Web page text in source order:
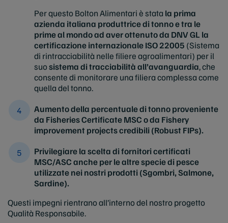
Per questo Bolton Alimentari è stata la prima
azienda italiana produttrice di tonno e tra le
prime al mondo ad aver ottenuto da DNV GL la
certificazione internazionale ISO 22005 (Sistema
di rintracciabilità nelle filiere agroalimentari) per il
suosistema di tracciabilità all’avanguardia, che
consente di monitorare una filiera complessa come
quella del tonno.
Aumento della percentuale di tonno proveniente
da Fisheries Certificate MSC o da Fishery
improvement projects credibili (Robust FIPs).
Privilegiare la scelta di fornitori certificati
MSC/ASC anche per le altre specie di pesce
utilizzate nei nostri prodotti (Sgombri, Salmone,
Sardine).
Questi impegni rientrano all’interno del nostro progetto
Qualità Responsabile.